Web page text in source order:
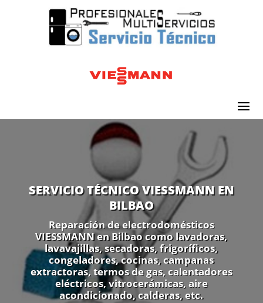
SERVICIO TÉCNICO VIESSMANN EN
BILBAO
Reparación de electrodomésticos
VIESSMANN en Bilbao como lavadoras,
lavavajillas, secadoras, frigoríficos,
congeladores, cocinas, campanas
extractoras, termos de gas, calentadores
eléctricos, vitrocerámicas, aire
acondicionado, calderas, etc.